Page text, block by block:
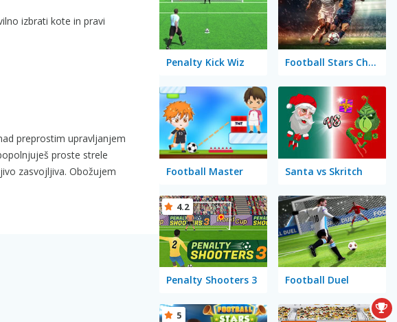
izbrati kote in pravi
preprostim upravljanjem
proste strele
zasvojljiva. Obožujem
Penalty Kick Wiz Football Stars Championship
Football Master Santa vs Skritch
Penalty Shooters 3
4.2
Football Duel
5